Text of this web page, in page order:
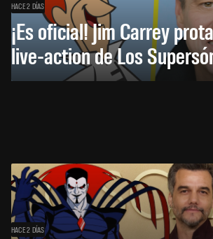
HACE 2 DÍAS
¡Es oficial! Jim Carrey
live-action de Los
HACE 2 DÍAS